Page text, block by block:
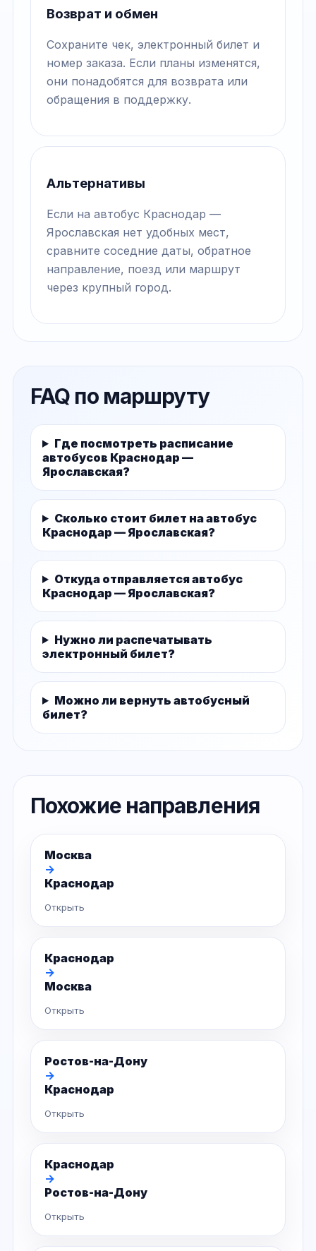
Возврат и обмен
Сохраните чек, электронный билет и
номер заказа. Если планы изменятся,
они понадобятся для возврата или
обращения в поддержку.
Альтернативы
Если на автобус Краснодар —
Ярославская нет удобных мест,
сравните соседние даты, обратное
направление, поезд или маршрут
через крупный город.
FAQ по маршруту
Где посмотреть расписание
автобусов Краснодар —
Ярославская?
Сколько стоит билет на автобус
Краснодар — Ярославская?
Откуда отправляется автобус
Краснодар — Ярославская?
Нужно ли распечатывать
электронный билет?
Можно ли вернуть автобусный
билет?
Похожие направления
Москва
→
Краснодар
Открыть
Краснодар
→
Москва
Открыть
Ростов-на-Дону
→
Краснодар
Открыть
Краснодар
→
Ростов-на-Дону
Открыть